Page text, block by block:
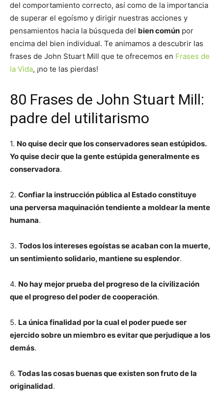
del comportamiento correcto, así como de la importancia
de superar el egoísmo y dirigir nuestras acciones y
pensamientos hacia la búsqueda del bien común por
encima del bien individual. Te animamos a descubrir las
frases de John Stuart Mill que te ofrecemos en Frases de
la Vida, ¡no te las pierdas!
80 Frases de John Stuart Mill:
padre del utilitarismo
1. No quise decir que los conservadores sean estúpidos.
Yo quise decir que la gente estúpida generalmente es
conservadora.
2. Confiar la instrucción pública al Estado constituye
una perversa maquinación tendiente a moldear la mente
humana.
3. Todos los intereses egoístas se acaban con la muerte,
un sentimiento solidario, mantiene su esplendor.
4. No hay mejor prueba del progreso de la civilización
que el progreso del poder de cooperación.
5. La única finalidad por la cual el poder puede ser
ejercido sobre un miembro es evitar que perjudique a los
demás.
6. Todas las cosas buenas que existen son fruto de la
originalidad.